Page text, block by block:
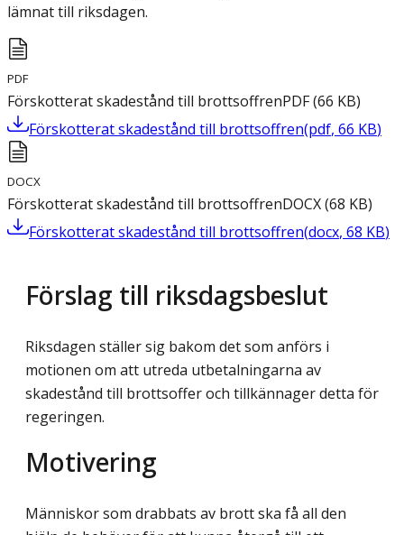
lämnat till riksdagen.
PDF
Förskotterat skadestånd till brottsoffrenPDF(66 KB)
Förskotterat skadestånd till brottsoffren(pdf, 66 KB)
DOCX
Förskotterat skadestånd till brottsoffrenDOCX(68 KB)
Förskotterat skadestånd till brottsoffren(docx, 68 KB)
Förslag till riksdagsbeslut
Riksdagen ställer sig bakom det som anförs i
motionen om att utreda utbetalningarna av
skadestånd till brottsoffer och tillkännager detta för
regeringen.
Motivering
Människor som drabbats av brott ska få all den